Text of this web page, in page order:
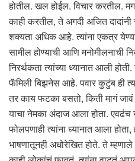
होतील. खल होईल. विचार करतील.
काही करतील, ते अगदी अजित
शक्यता अधिक आहे. त्यांना एकत्र
सामील होण्याची आणि मनोमीलनाची
निरर्थकता त्यांच्या ध्यानात आली
फॅमिली बिझनेस आहे. पवार कुटुंब ही
तर काय फटका बसतो, किती मागं जावं
याचा नेमका अंदाज आला होता. एवढंच
फोलपणाही त्यांना ध्यानात आला
भाषणातूनही अधोरेखित होते. ते